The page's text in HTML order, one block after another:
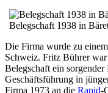
Belegschaft 1938 in
Die Firma wurde zu
Schweiz. Fritz Bührer
Belegschaft ein
Geschäftsführung in
Firma 1973 an die Rapid-